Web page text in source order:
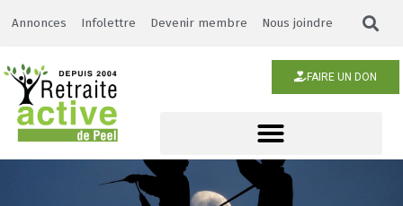
Annonces Infolettre Devenir membre Nous joindre
FAIRE UN DON